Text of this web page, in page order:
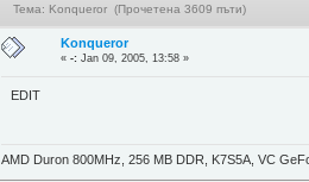
Тема: Konqueror (Прочетена 3609 пъти)
Konqueror
«-: Jan 09, 2005, 13:58 »
EDIT
AMD Duron 800MHz, 256 MB DDR, K7S5A, VC